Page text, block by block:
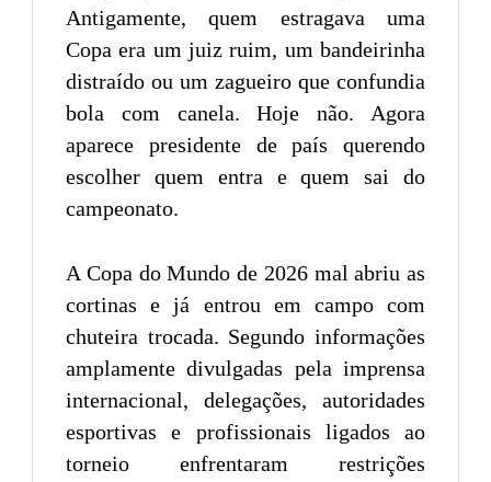
Antigamente, quem estragava uma
Copa era um juiz ruim, um bandeirinha
distraído ou um zagueiro que confundia
bola com canela. Hoje não. Agora
aparece presidente de país querendo
escolher quem entra e quem sai do
campeonato.
A Copa do Mundo de 2026 mal abriu as
cortinas e já entrou em campo com
chuteira trocada. Segundo informações
amplamente divulgadas pela imprensa
internacional, delegações, autoridades
esportivas e profissionais ligados ao
torneio enfrentaram restrições